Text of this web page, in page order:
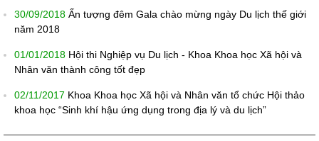
30/09/2018 Ấn tượng đêm Gala chào mừng ngày Du lịch thế giới
năm 2018
01/01/2018 Hội thi Nghiệp vụ Du lịch - Khoa Khoa học Xã hội và
Nhân văn thành công tốt đẹp
02/11/2017 Khoa Khoa học Xã hội và Nhân văn tổ chức Hội thảo
khoa học “Sinh khí hậu ứng dụng trong địa lý và du lịch”